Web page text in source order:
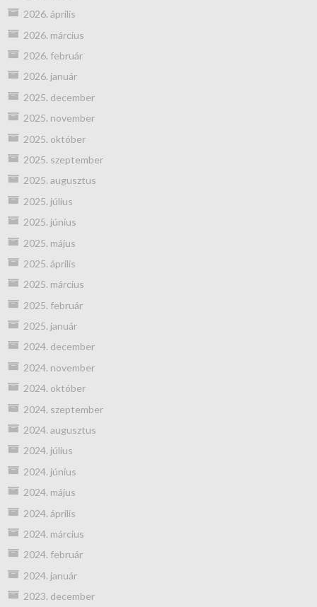
2026. április
2026. március
2026. február
2026. január
2025. december
2025. november
2025. október
2025. szeptember
2025. augusztus
2025. július
2025. június
2025. május
2025. április
2025. március
2025. február
2025. január
2024. december
2024. november
2024. október
2024. szeptember
2024. augusztus
2024. július
2024. június
2024. május
2024. április
2024. március
2024. február
2024. január
2023. december